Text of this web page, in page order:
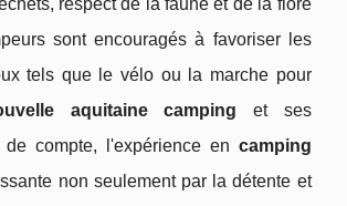
respect de la faune et de la flore
sont encouragés à favoriser les
tels que le vélo ou la marche pour
aquitaine camping et ses
compte, l'expérience en camping
non seulement par la détente et